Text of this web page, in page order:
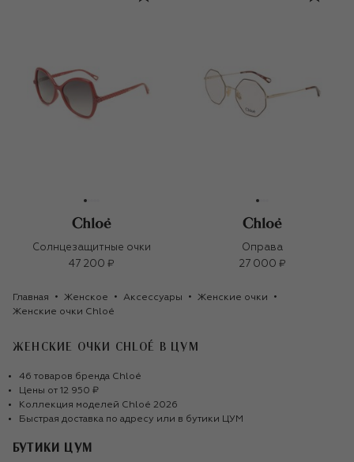
Солнцезащитные очки
47 200 ₽
Оправа
27 000 ₽
Главная Женское Аксессуары
Женские очки
Женские очки Chloé
ЖЕНСКИЕ ОЧКИ CHLOÉ В ЦУМ
46 товаров бренда Chloé
Цены от 12 950 ₽
Коллекция моделей Chloé 2026
Быстрая доставка по адресу или в бутики ЦУМ
БУТИКИ ЦУМ